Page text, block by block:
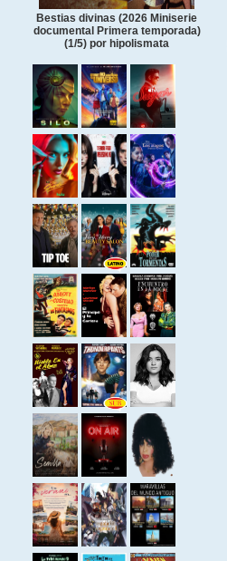
Bestias divinas (2026 Miniserie
documental Primera temporada)
(1/5) por hipolismata